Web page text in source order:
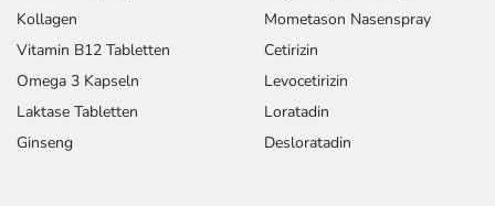
Kollagen
Vitamin B12 Tabletten
Omega 3 Kapseln
Laktase Tabletten
Ginseng
Mometason Nasenspray
Cetirizin
Levocetirizin
Loratadin
Desloratadin